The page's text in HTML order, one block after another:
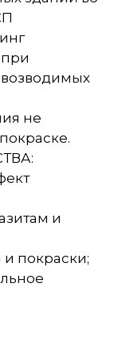
возводимых
не
и
и покраски;